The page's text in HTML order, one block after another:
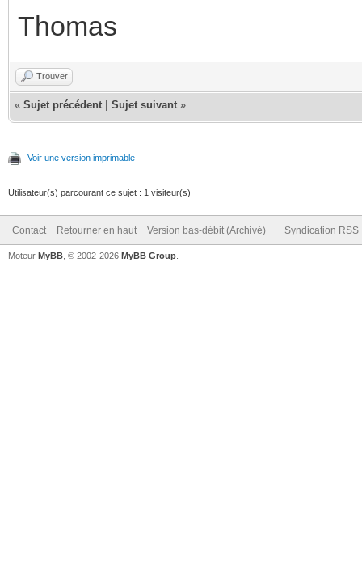
Thomas
Trouver
« Sujet précédent Sujet suivant »
Voir une version imprimable
Utilisateur(s) parcourant ce sujet : 1 visiteur(s)
Contact Retourner en haut Version bas-débit (Archivé) Syndication RSS
Moteur MyBB , © 2002-2026 MyBB Group